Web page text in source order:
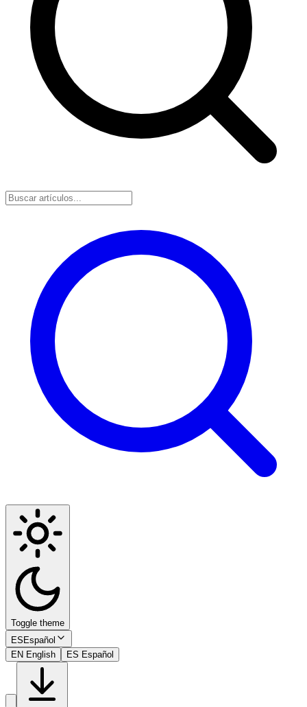
Toggle theme
ES Español
EN English ES Español